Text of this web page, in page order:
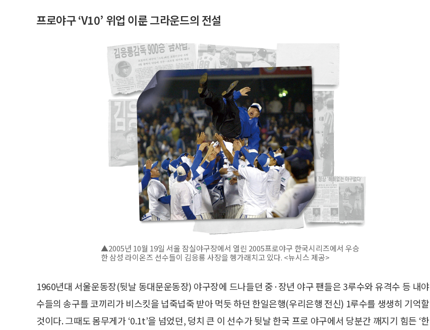
프로야구 ‘V10’ 위업 이룬 그라운드의 전설
▲2005년 10월 19일 서울 잠실야구장에서 열린 2005프로야구 한국시리즈에서 우승
한 삼성 라이온즈 선수들이 김응룡 사장을 헹가래치고 있다. <뉴시스 제공>
1960년대 서울운동장(뒷날 동대문운동장) 야구장에 드나들던 중·장년 야구 팬들은 3루수와 유격수 등 내야
수들의 송구를 코끼리가 비스킷을 넙죽넙죽 받아 먹듯 하던 한일은행(우리은행 전신) 1루수를 생생히 기억할
것이다. 그때도 몸무게가 ‘0.1t’을 넘었던, 덩치 큰 이 선수가 뒷날 한국 프로 야구에서 당분간 깨지기 힘든 ‘한